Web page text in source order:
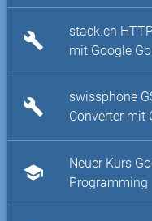
build
stack.ch
mit Google Go
build
swissphone
Converter mit
school
Neuer Kurs
Programming